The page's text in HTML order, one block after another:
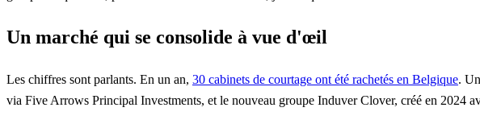
Un marché qui se consolide à vue d'œil
Les chiffres sont parlants. En un an, 30 cabinets de courtage ont été rachetés en Belgique.
via Five Arrows Principal Investments, et le nouveau groupe Induver Clover, créé en 2024